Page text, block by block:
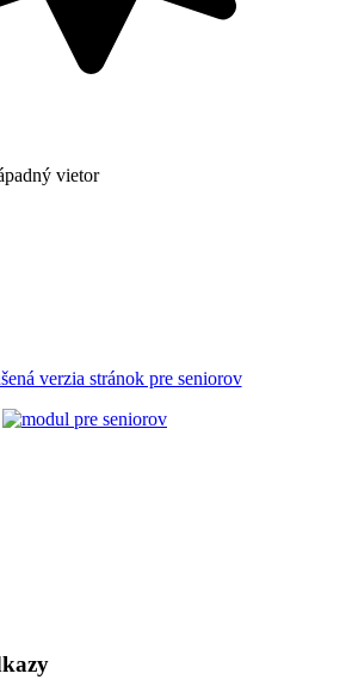
vietor
verzia stránok pre seniorov